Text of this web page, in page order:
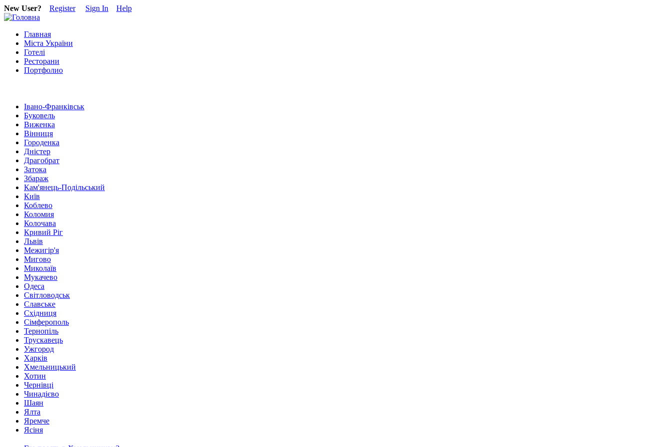
New User? Register Sign In Help
Главная
Міста України
Готелі
Ресторани
Портфолио
Івано-Франківськ
Буковель
Виженка
Вінниця
Городенка
Дністер
Драгобрат
Затока
Збараж
Кам'янець-Подільський
Київ
Коблево
Коломия
Колочава
Кривий Ріг
Львів
Межигір'я
Мигово
Миколаїв
Мукачево
Одеса
Світловодськ
Славське
Східниця
Сімферополь
Тернопіль
Трускавець
Ужгород
Харків
Хмельницький
Хотин
Чернівці
Чинадієво
Шаян
Ялта
Яремче
Ясіня